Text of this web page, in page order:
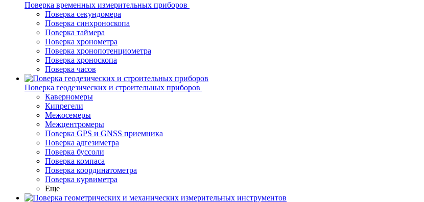
Поверка временных измерительных приборов
Поверка секундомера
Поверка синхроноскопа
Поверка таймера
Поверка хронометра
Поверка хронопотенциометра
Поверка хроноскопа
Поверка часов
Поверка геодезических и строительных приборов
Каверномеры
Кипрегели
Межосемеры
Межцентромеры
Поверка GPS и GNSS приемника
Поверка адгезиметра
Поверка буссоли
Поверка компаса
Поверка координатометра
Поверка курвиметра
Еще